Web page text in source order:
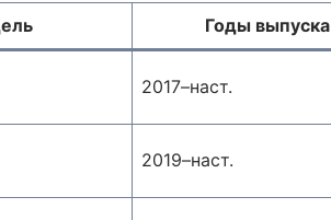
Годы выпуска
2017–наст.
2019–наст.